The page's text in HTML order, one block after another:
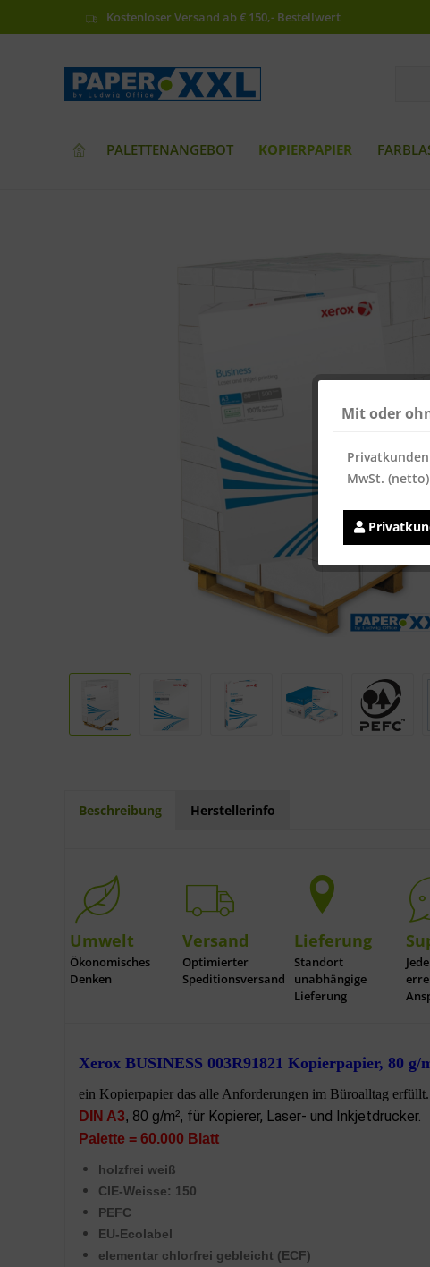
Kostenloser Versand ab € 150,- Bestellwert
PALETTENANGEBOT KOPIERPAPIER
Beschreibung Herstellerinfo
Umwelt
Ökonomisches
Denken
Versand
Optimierter
Speditionsversand
Lieferung
Standort
unabhängige
Lieferung
Xerox BUSINESS 003R91821 Kopierpapier, 80 g/
ein Kopierpapier das alle Anforderungen im Büroalltag erfüllt.
DIN A3, 80 g/m², für Kopierer, Laser- und Inkjetdrucker.
Palette = 60.000 Blatt
holzfrei weiß
CIE-Weisse: 150
PEFC
EU-Ecolabel
elementar chlorfrei gebleicht (ECF)
Mit oder
MwSt.